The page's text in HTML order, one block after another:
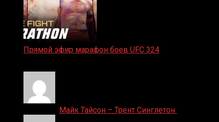
Прямой эфир марафон боев UFC 324
Майк Тайсон – Трент Синглетон